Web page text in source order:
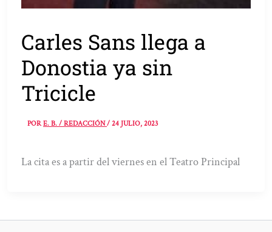
Carles Sans llega a
Donostia ya sin
Tricicle
PORE. B. / REDACCIÓN/24 JULIO, 2023
La cita es a partir del viernes en el Teatro Principal